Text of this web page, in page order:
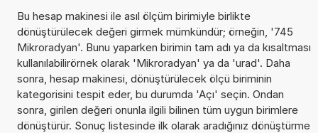
Bu hesap makinesi ile asıl ölçüm birimiyle birlikte
dönüştürülecek değeri girmek mümkündür; örneğin, '745
Mikroradyan'. Bunu yaparken birimin tam adı ya da kısaltması
kullanılabilirörnek olarak 'Mikroradyan' ya da 'urad'. Daha
sonra, hesap makinesi, dönüştürülecek ölçü biriminin
kategorisini tespit eder, bu durumda 'Açı' seçin. Ondan
sonra, girilen değeri onunla ilgili bilinen tüm uygun birimlere
dönüştürür. Sonuç listesinde ilk olarak aradığınız dönüştürme